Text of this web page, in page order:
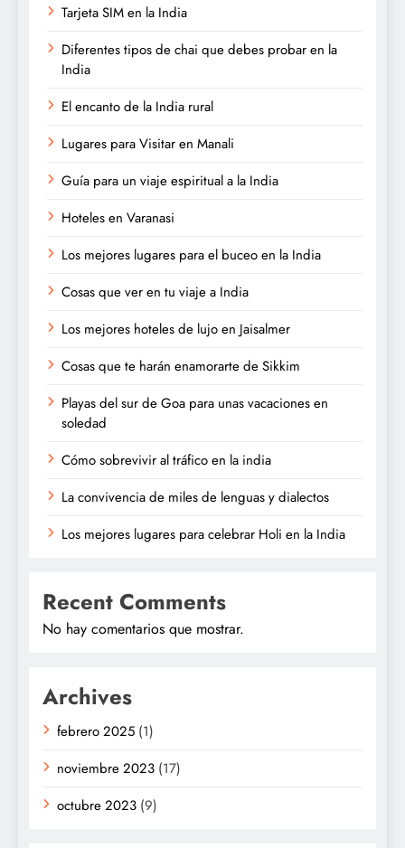
Tarjeta SIM en la India
Diferentes tipos de chai que debes probar en la
India
El encanto de la India rural
Lugares para Visitar en Manali
Guía para un viaje espiritual a la India
Hoteles en Varanasi
Los mejores lugares para el buceo en la India
Cosas que ver en tu viaje a India
Los mejores hoteles de lujo en Jaisalmer
Cosas que te harán enamorarte de Sikkim
Playas del sur de Goa para unas vacaciones en
soledad
Cómo sobrevivir al tráfico en la india
La convivencia de miles de lenguas y dialectos
Los mejores lugares para celebrar Holi en la India
Recent Comments
No hay comentarios que mostrar.
Archives
febrero 2025 (1)
noviembre 2023 (17)
octubre 2023 (9)